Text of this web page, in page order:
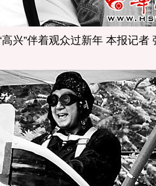
高兴”伴着观众过新年 本报记者